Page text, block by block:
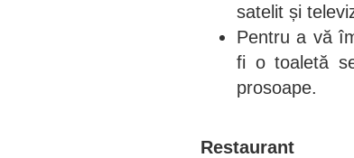
satelit și
Pentru a vă
fi o toaletă
prosoape.
Restaurant